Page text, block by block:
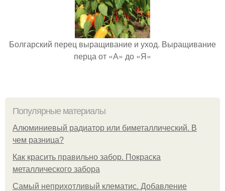
Болгарский перец выращивание и уход. Выращивание
перца от «А» до «Я»
Популярные материалы
Алюминиевый радиатор или биметаллический. В
чем разница?
Как красить правильно забор. Покраска
металлического забора
Самый неприхотливый клематис. Добавление